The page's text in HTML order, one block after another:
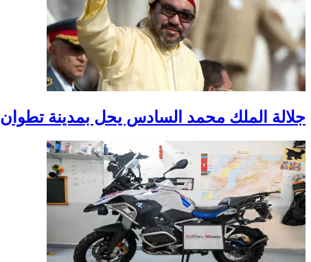
جلالة الملك محمد السادس يحل بمدينة تطوان